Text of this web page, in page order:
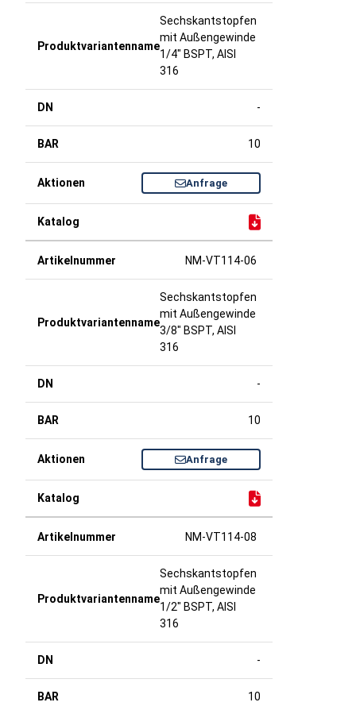
Sechskantstopfen
mit Außengewinde
1/4" BSPT, AISI
316
-
10
Anfrage
NM-VT114-06
Sechskantstopfen
mit Außengewinde
3/8" BSPT, AISI
316
-
10
Anfrage
NM-VT114-08
Sechskantstopfen
mit Außengewinde
1/2" BSPT, AISI
316
-
10